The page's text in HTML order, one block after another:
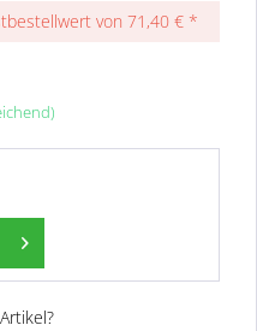
von 71,40 € *